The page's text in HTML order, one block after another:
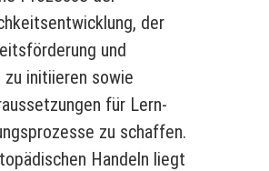
der
und
zu initiieren sowie
für Lern-
zu schaffen.
Handeln liegt